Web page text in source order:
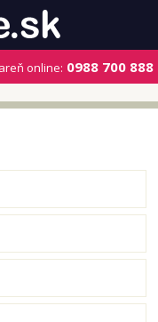
online: 0988 700 888